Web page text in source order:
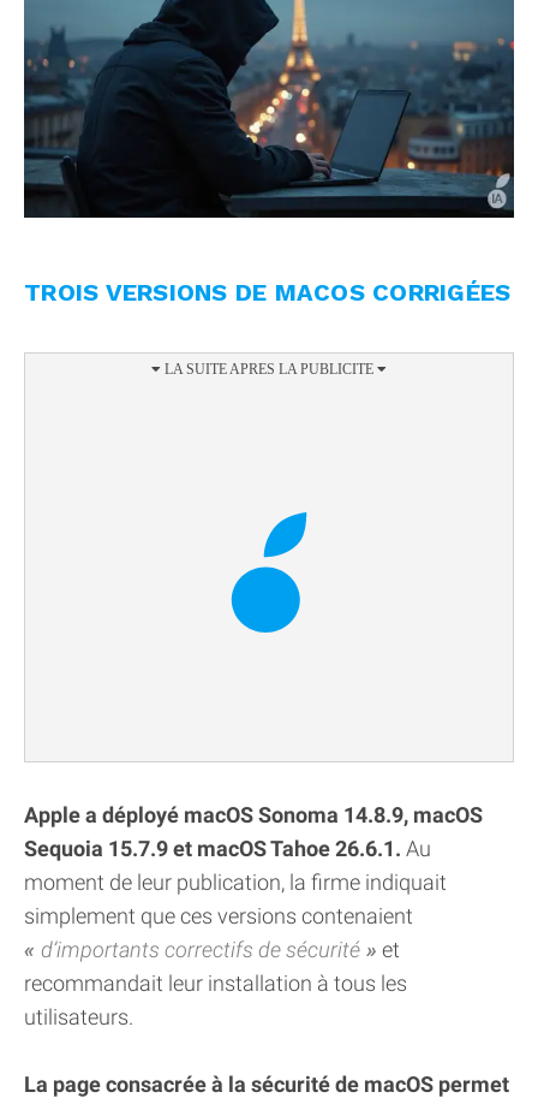
TROIS VERSIONS DE MACOS CORRIGÉES
Apple a déployé macOS Sonoma 14.8.9, macOS
Sequoia 15.7.9 et macOS Tahoe 26.6.1. Au
moment de leur publication, la firme indiquait
simplement que ces versions contenaient
d’importants correctifs de sécurité
et
recommandait leur installation à tous les
utilisateurs.
La page consacrée à la sécurité de macOS permet